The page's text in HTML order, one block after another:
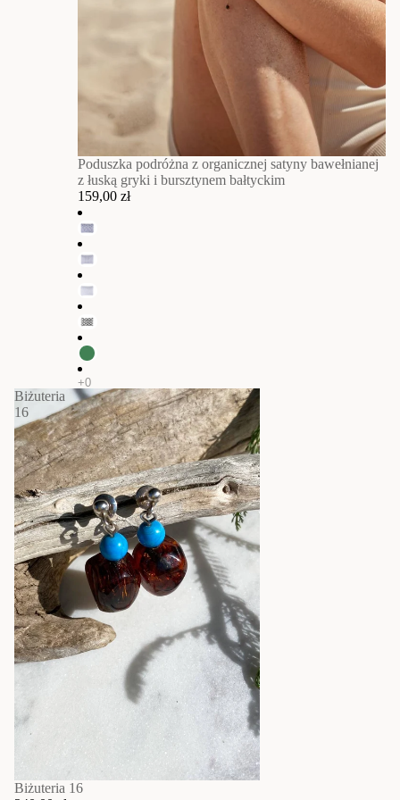
Poduszka podróżna z organicznej satyny bawełnianej
z łuską gryki i bursztynem bałtyckim
159,00 zł
Biżuteria
16
Biżuteria 16